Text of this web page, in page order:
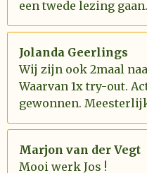
een twede lezing gaan.
Jolanda Geerlings
Wij zijn ook 2maal
Waarvan 1x try-out.
gewonnen.
Marjon van der Vegt
Mooi werk Jos !